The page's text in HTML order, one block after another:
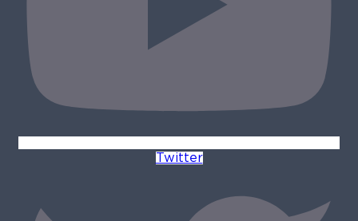
Twitter